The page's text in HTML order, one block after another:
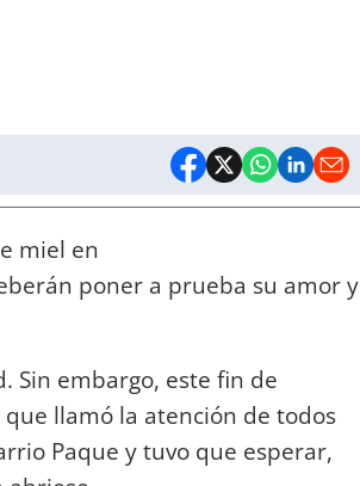
miel en
poner a prueba su amor y
Sin embargo, este fin de
llamó la atención de todos
Paque y tuvo que esperar,